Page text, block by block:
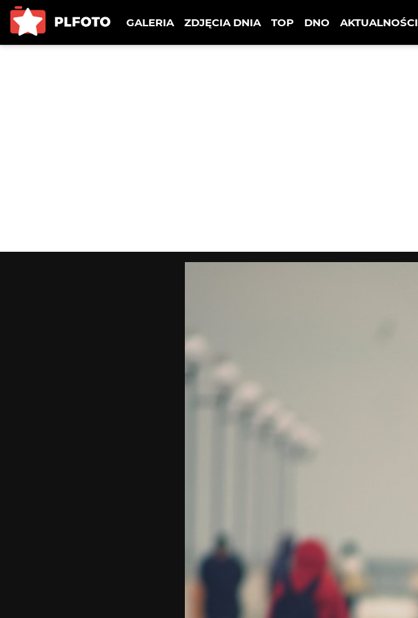
GALERIA ZDJĘCIA DNIA TOP DNO AKTUALNOŚCI